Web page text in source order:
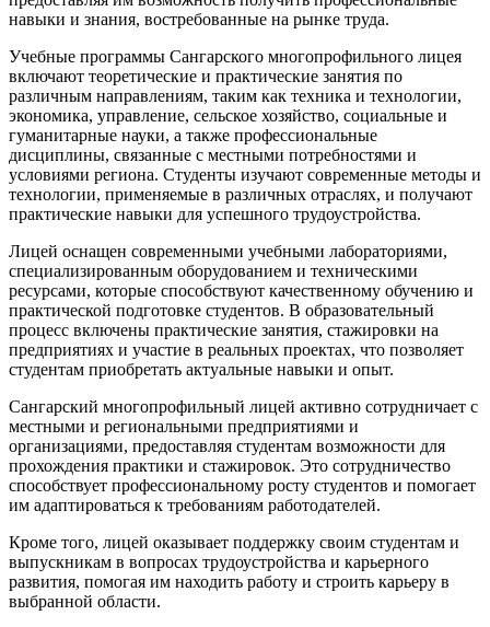
навыки и знания, востребованные на рынке труда.
Учебные программы Сангарского многопрофильного лицея
включают теоретические и практические занятия по
различным направлениям, таким как техника и технологии,
экономика, управление, сельское хозяйство, социальные и
гуманитарные науки, а также профессиональные
дисциплины, связанные с местными потребностями и
условиями региона. Студенты изучают современные методы и
технологии, применяемые в различных отраслях, и получают
практические навыки для успешного трудоустройства.
Лицей оснащен современными учебными лабораториями,
специализированным оборудованием и техническими
ресурсами, которые способствуют качественному обучению и
практической подготовке студентов. В образовательный
процесс включены практические занятия, стажировки на
предприятиях и участие в реальных проектах, что позволяет
студентам приобретать актуальные навыки и опыт.
Сангарский многопрофильный лицей активно сотрудничает с
местными и региональными предприятиями и
организациями, предоставляя студентам возможности для
прохождения практики и стажировок. Это сотрудничество
способствует профессиональному росту студентов и помогает
им адаптироваться к требованиям работодателей.
Кроме того, лицей оказывает поддержку своим студентам и
выпускникам в вопросах трудоустройства и карьерного
развития, помогая им находить работу и строить карьеру в
выбранной области.